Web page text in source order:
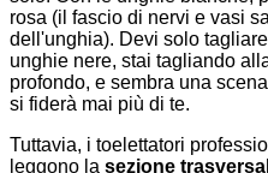
rosa (il fascio di nervi e vasi
dell'unghia). Devi solo
unghie nere, stai tagliando
profondo, e sembra una
si fiderà mai più di te.
Tuttavia, i toelettatori
leggono la sezione